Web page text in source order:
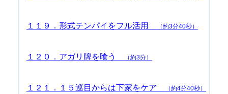
１１９．形式テンパイをフル活用 （約3分40秒）
１２０．アガリ牌を喰う （約3分）
１２１．１５巡目からは下家をケア （約4分40秒）